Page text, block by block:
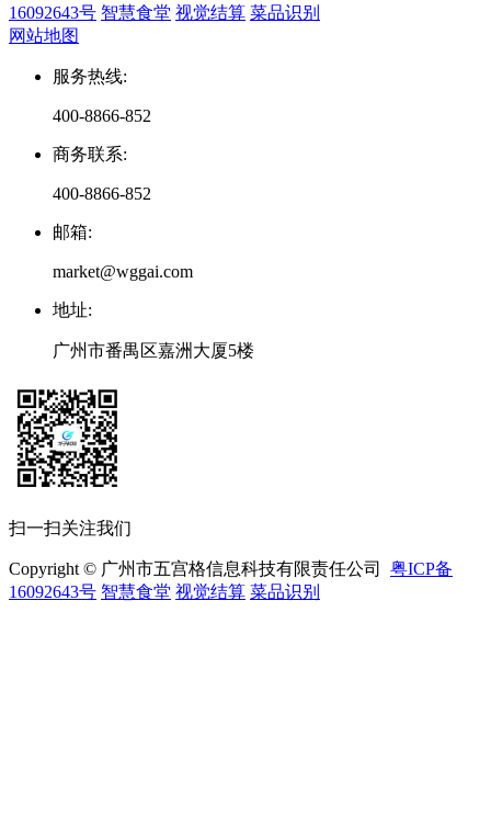
16092643号 智慧食堂 视觉结算 菜品识别
网站地图
服务热线:
400-8866-852
商务联系:
400-8866-852
邮箱:
market@wggai.com
地址:
广州市番禺区嘉洲大厦5楼
扫一扫关注我们
Copyright © 广州市五宫格信息科技有限责任公司 粤ICP备
16092643号 智慧食堂 视觉结算 菜品识别